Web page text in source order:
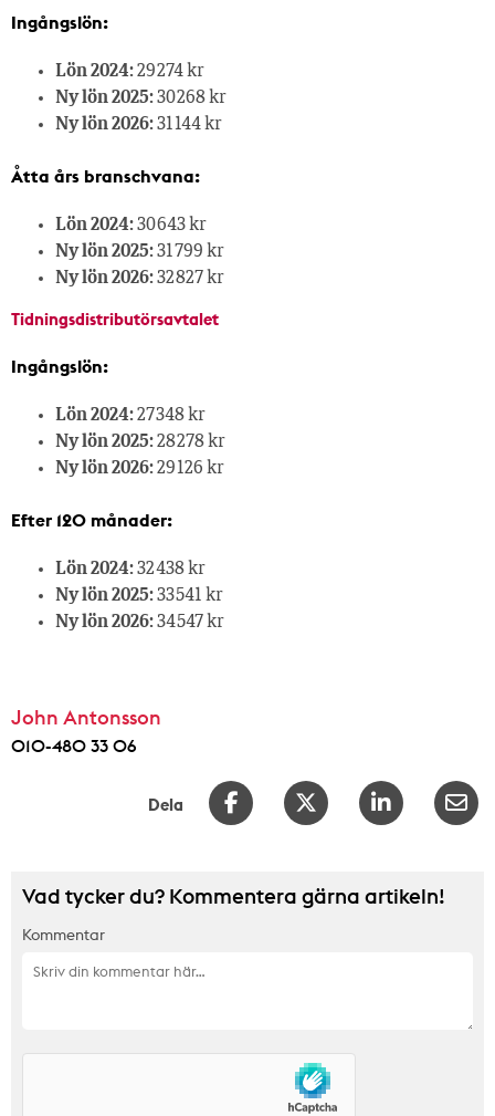
Ingångslön:
Lön 2024:29 274 kr
Ny lön 2025:30 268 kr
Ny lön 2026:31 144 kr
Åtta års branschvana:
Lön 2024:30 643 kr
Ny lön 2025:31 799 kr
Ny lön 2026:32 827 kr
Tidningsdistributörsavtalet
Ingångslön:
Lön 2024:27 348 kr
Ny lön 2025:28 278 kr
Ny lön 2026:29 126 kr
Efter 120 månader:
Lön 2024:32 438 kr
Ny lön 2025:33 541 kr
Ny lön 2026:34 547 kr
John Antonsson
010-480 33 06
Dela
Vad tycker du? Kommentera gärna artikeln!
Kommentar